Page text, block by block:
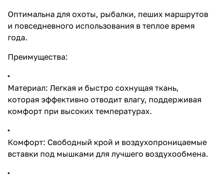
Оптимальна для охоты, рыбалки, пеших маршрутов
и повседневного использования в теплое время
года.
Преимущества:
Материал: Легкая и быстро сохнущая ткань,
которая эффективно отводит влагу, поддерживая
комфорт при высоких температурах.
Комфорт: Свободный крой и воздухопроницаемые
вставки под мышками для лучшего воздухообмена.